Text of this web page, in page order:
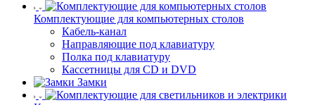
Комплектующие для компьютерных столов
Кабель-канал
Направляющие под клавиатуру
Полка под клавиатуру
Кассетницы для CD и DVD
Замки